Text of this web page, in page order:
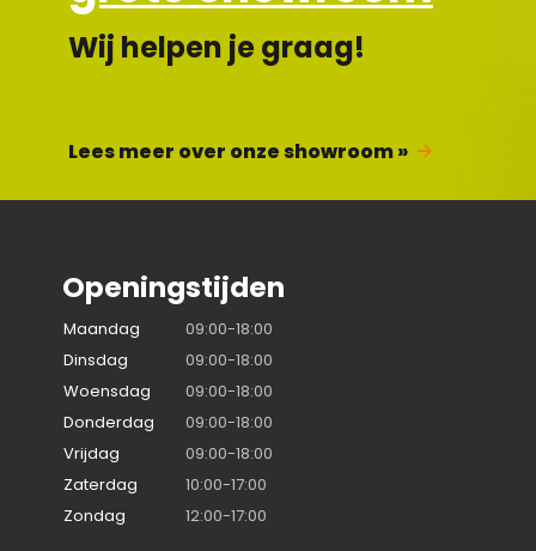
Wij helpen je graag!
Lees meer over onze showroom »
Openingstijden
Maandag
09:00-18:00
Dinsdag
09:00-18:00
Woensdag
09:00-18:00
Donderdag
09:00-18:00
Vrijdag
09:00-18:00
Zaterdag
10:00-17:00
Zondag
12:00-17:00